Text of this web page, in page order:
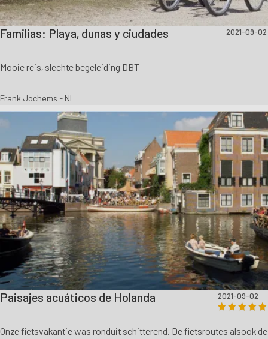
Familias: Playa, dunas y ciudades 2021-09-02
Mooie reis, slechte begeleiding DBT
Frank Jochems - NL
Paisajes acuáticos de Holanda 2021-09-02
Onze fietsvakantie was ronduit schitterend. De fietsroutes alsook de